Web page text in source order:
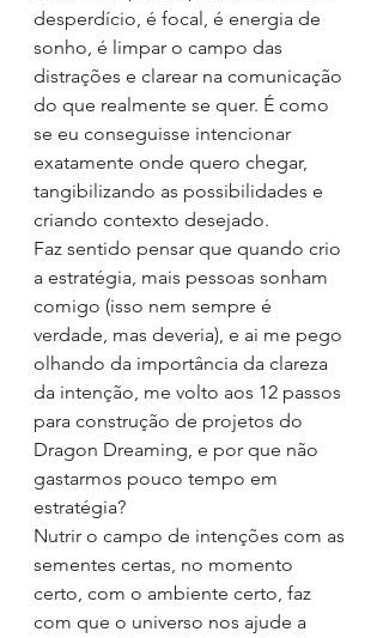
desperdício, é focal, é energia de
sonho, é limpar o campo das
distrações e clarear na comunicação
do que realmente se quer. É como
se eu conseguisse intencionar
exatamente onde quero chegar,
tangibilizando as possibilidades e
criando contexto desejado.
Faz sentido pensar que quando crio
a estratégia, mais pessoas sonham
comigo (isso nem sempre é
verdade, mas deveria), e ai me pego
olhando da importância da clareza
da intenção, me volto aos 12 passos
para construção de projetos do
Dragon Dreaming, e por que não
gastarmos pouco tempo em
estratégia?
Nutrir o campo de intenções com as
sementes certas, no momento
certo, com o ambiente certo, faz
com que o universo nos ajude a